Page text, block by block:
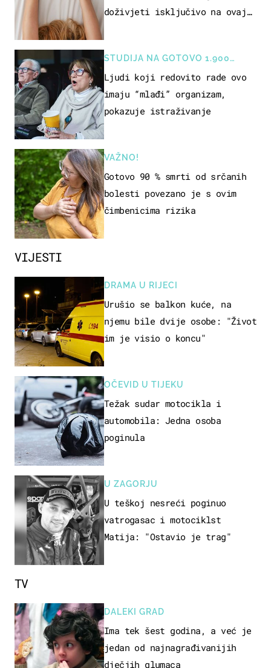
VIJESTI
DRAMA U RIJECI
Urušio se balkon kuće, na
njemu bile dvije osobe: "Život
im je visio o koncu"
OČEVID U TIJEKU
Težak sudar motocikla i
automobila: Jedna osoba
poginula
U ZAGORJU
U teškoj nesreći poginuo
vatrogasac i motociklst
Matija: "Ostavio je trag"
doživjeti isključivo na ovaj
STUDIJA NA GOTOVO 1.900
OSOBA
Ljudi koji redovito rade ovo
imaju “mlađi” organizam,
pokazuje istraživanje
VAŽNO!
Gotovo 90 % smrti od srčanih
bolesti povezano je s ovim
čimbenicima rizika
TV
DALEKI GRAD
Ima tek šest godina, a već je
jedan od najnagrađivanijih
dječjih glumaca